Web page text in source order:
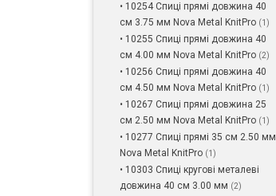
• 10254 Спиці прямі довжина 40
см 3.75 мм Nova Metal KnitPro (1)
• 10255 Спиці прямі довжина 40
см 4.00 мм Nova Metal KnitPro (2)
• 10256 Спиці прямі довжина 40
см 4.50 мм Nova Metal KnitPro (1)
• 10267 Спиці прямі довжина 25
см 2.50 мм Nova Metal KnitPro (1)
• 10277 Спиці прямі 35 см 2.50 мм
Nova Metal KnitPro (1)
• 10303 Спиці кругові металеві
довжина 40 см 3.00 мм (2)